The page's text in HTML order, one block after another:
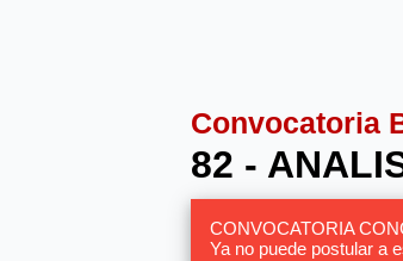
Convocatoria
82 -
CONVOCATORIA
Ya no puede postular a